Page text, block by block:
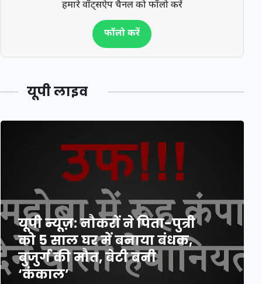
हमारे वॉट्सऐप चैनल को फॉलो करें
फॉलो करें
यूपी लाइव
यूपी न्यूज़: नौकरों ने पिता-पुत्री
को 5 साल घर में बनाया बंधक,
बुजुर्ग की मौत, बेटी बनी
‘कंकाल’